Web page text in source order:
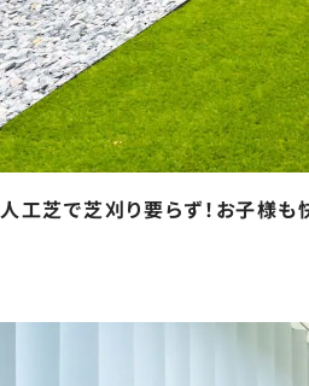
人工芝で芝刈り要らず！お子様も